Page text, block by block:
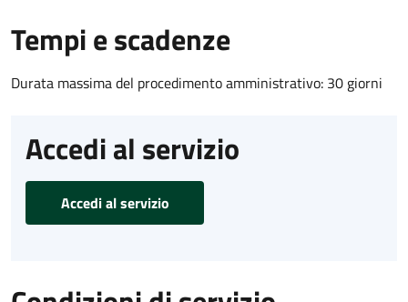
Tempi e scadenze
Durata massima del procedimento amministrativo: 30 giorni
Accedi al servizio
Accedi al servizio